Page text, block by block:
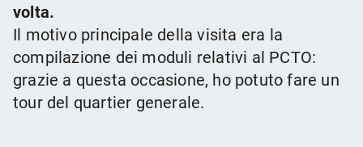
volta.
Il motivo principale della visita era la
compilazione dei moduli relativi al PCTO:
grazie a questa occasione, ho potuto fare un
tour del quartier generale.